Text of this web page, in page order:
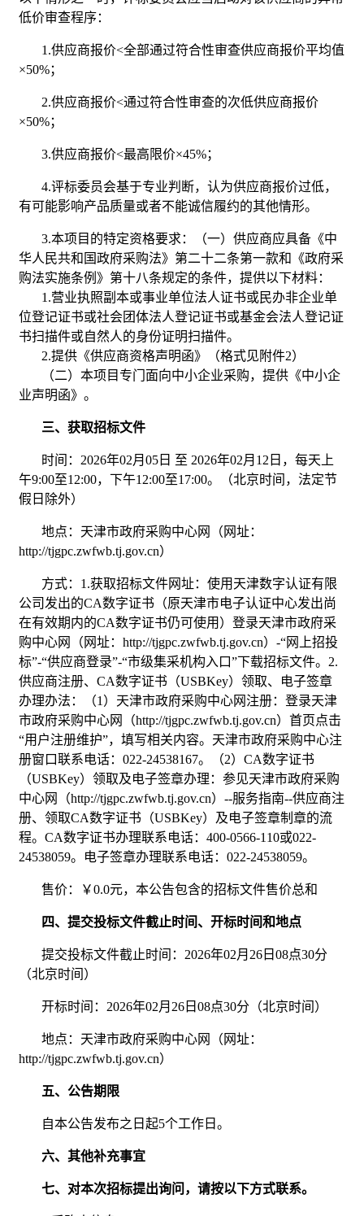
低价审查程序：
1.供应商报价<全部通过符合性审查供应商报价平均值
×50%；
2.供应商报价<通过符合性审查的次低供应商报价
×50%；
3.供应商报价<最高限价×45%；
4.评标委员会基于专业判断，认为供应商报价过低，
有可能影响产品质量或者不能诚信履约的其他情形。
3.本项目的特定资格要求：（一）供应商应具备《中
华人民共和国政府采购法》第二十二条第一款和《政府采
购法实施条例》第十八条规定的条件，提供以下材料：
1.营业执照副本或事业单位法人证书或民办非企业单
位登记证书或社会团体法人登记证书或基金会法人登记证
书扫描件或自然人的身份证明扫描件。
2.提供《供应商资格声明函》（格式见附件2）
（二）本项目专门面向中小企业采购，提供《中小企
业声明函》。
三、获取招标文件
时间：2026年02月05日 至 2026年02月12日，每天上
午9:00至12:00，下午12:00至17:00。（北京时间，法定节
假日除外）
地点：天津市政府采购中心网（网址：
http://tjgpc.zwfwb.tj.gov.cn）
方式：1.获取招标文件网址：使用天津数字认证有限
公司发出的CA数字证书（原天津市电子认证中心发出尚
在有效期内的CA数字证书仍可使用）登录天津市政府采
购中心网（网址：http://tjgpc.zwfwb.tj.gov.cn）-“网上招投
标”-“供应商登录”-“市级集采机构入口”下载招标文件。2.
供应商注册、CA数字证书（USBKey）领取、电子签章
办理办法：（1）天津市政府采购中心网注册：登录天津
市政府采购中心网（http://tjgpc.zwfwb.tj.gov.cn）首页点击
“用户注册维护”，填写相关内容。天津市政府采购中心注
册窗口联系电话：022-24538167。（2）CA数字证书
（USBKey）领取及电子签章办理：参见天津市政府采购
中心网（http://tjgpc.zwfwb.tj.gov.cn）--服务指南--供应商注
册、领取CA数字证书（USBKey）及电子签章制章的流
程。CA数字证书办理联系电话：400-0566-110或022-
24538059。电子签章办理联系电话：022-24538059。
售价：￥0.0元，本公告包含的招标文件售价总和
四、提交投标文件截止时间、开标时间和地点
提交投标文件截止时间：2026年02月26日08点30分
（北京时间）
开标时间：2026年02月26日08点30分（北京时间）
地点：天津市政府采购中心网（网址：
http://tjgpc.zwfwb.tj.gov.cn）
五、公告期限
自本公告发布之日起5个工作日。
六、其他补充事宜
七、对本次招标提出询问，请按以下方式联系。